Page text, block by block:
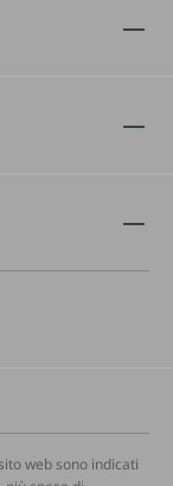
web sono indicati